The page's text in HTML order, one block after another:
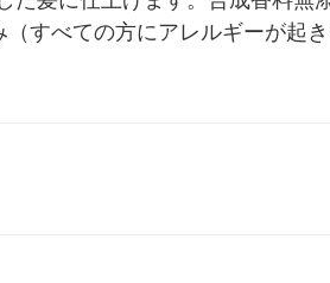
すべての方にアレルギーが起